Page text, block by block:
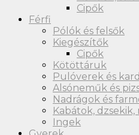
Cipők
Férfi
Pólók és felsők
Kiegészítők
Cipők
Kötöttáruk
Pulóverek és
Alsóneműk és
Nadrágok és
Kabátok,
Ingek